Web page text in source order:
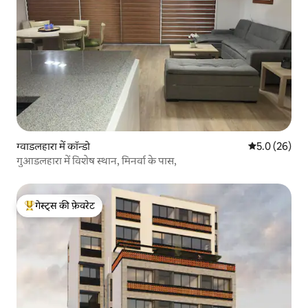
ग्वाडलहारा में कॉन्डो औसत रेटिंग 5
5.0 (26)
गुआडलहारा में विशेष स्थान, मिनर्वा के पास,
गेस्ट्स का टॉप फ़ेवरेट
गेस्ट्स की फ़ेवरेट